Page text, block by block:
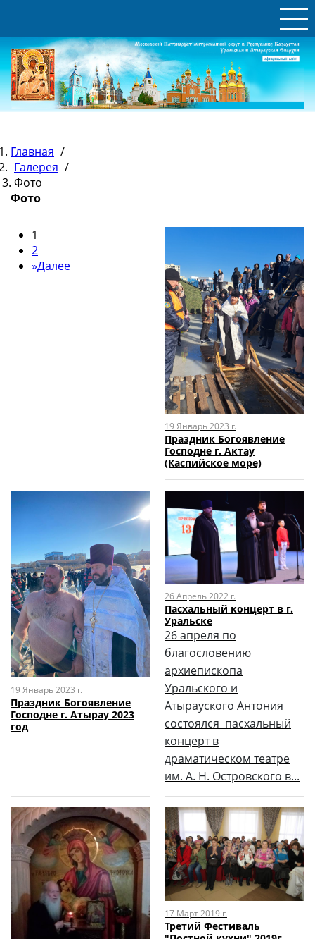
Главная /
Галерея /
Фото
Фото
1
2
»Далее
19 Январь 2023 г.
Праздник Богоявление
Господне г. Актау
(Каспийское море)
19 Январь 2023 г.
Праздник Богоявление
Господне г. Атырау 2023
год
26 Апрель 2022 г.
Пасхальный концерт в г.
Уральске
26 апреля по
благословению
архиепископа
Уральского и
Атырауского Антония
состоялся пасхальный
концерт в
драматическом театре
им. А. Н. Островского в...
17 Март 2019 г.
Третий Фестиваль